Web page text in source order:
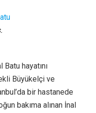
hayatını
Büyükelçi ve
bir hastanede
bakıma alınan İnal